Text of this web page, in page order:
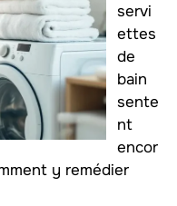
servi
ettes
de
bain
sente
nt
encor
y remédier